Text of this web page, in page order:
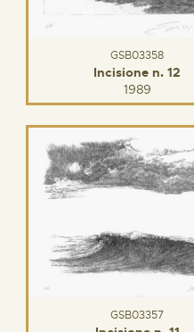
GSB03358
Incisione n. 12
1989
GSB03357